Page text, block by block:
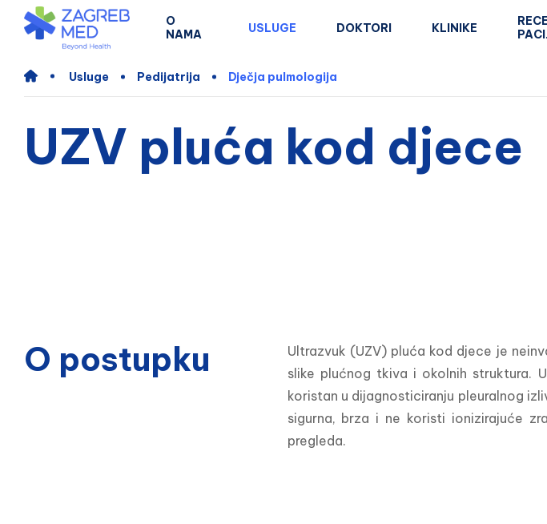
O
NAMA
USLUGE DOKTORI KLINIKE
Usluge Pedijatrija Dječja pulmologija
UZV pluća kod djece
O postupku
Ultrazvuk (UZV) pluća kod djece je
slike plućnog tkiva i okolnih struktura.
koristan u dijagnosticiranju pleuralnog
sigurna, brza i ne koristi ionizirajuće
pregleda.